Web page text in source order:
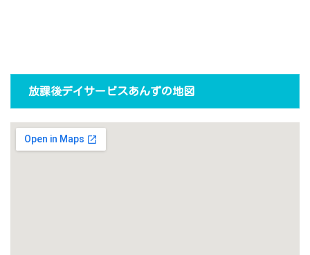
放課後デイサービスあんずの地図